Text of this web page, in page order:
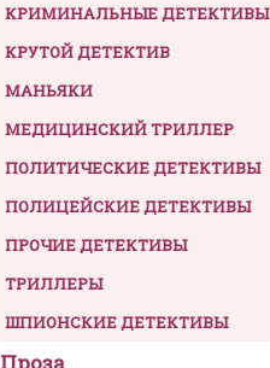
КРИМИНАЛЬНЫЕ ДЕТЕКТИВЫ
КРУТОЙ ДЕТЕКТИВ
МАНЬЯКИ
МЕДИЦИНСКИЙ ТРИЛЛЕР
ПОЛИТИЧЕСКИЕ ДЕТЕКТИВЫ
ПОЛИЦЕЙСКИЕ ДЕТЕКТИВЫ
ПРОЧИЕ ДЕТЕКТИВЫ
ТРИЛЛЕРЫ
ШПИОНСКИЕ ДЕТЕКТИВЫ
Проза